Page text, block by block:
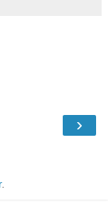
›
.